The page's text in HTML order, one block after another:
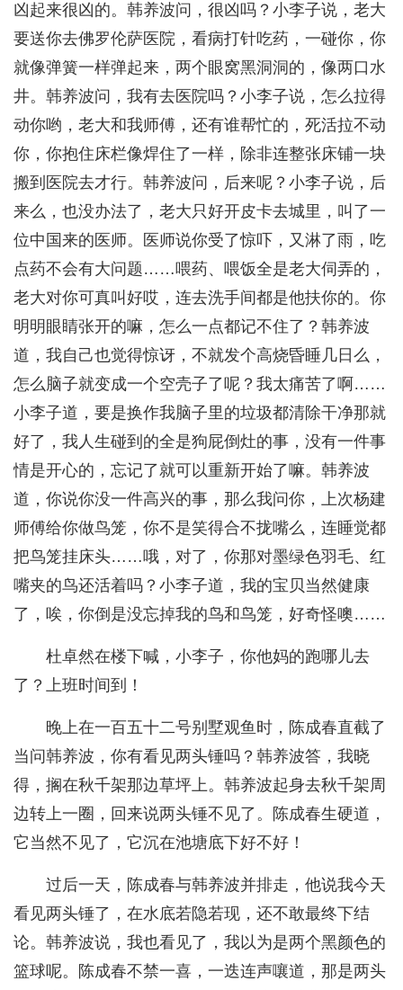
凶起来很凶的。韩养波问，很凶吗？小李子说，老大
要送你去佛罗伦萨医院，看病打针吃药，一碰你，你
就像弹簧一样弹起来，两个眼窝黑洞洞的，像两口水
井。韩养波问，我有去医院吗？小李子说，怎么拉得
动你哟，老大和我师傅，还有谁帮忙的，死活拉不动
你，你抱住床栏像焊住了一样，除非连整张床铺一块
搬到医院去才行。韩养波问，后来呢？小李子说，后
来么，也没办法了，老大只好开皮卡去城里，叫了一
位中国来的医师。医师说你受了惊吓，又淋了雨，吃
点药不会有大问题……喂药、喂饭全是老大伺弄的，
老大对你可真叫好哎，连去洗手间都是他扶你的。你
明明眼睛张开的嘛，怎么一点都记不住了？韩养波
道，我自己也觉得惊讶，不就发个高烧昏睡几日么，
怎么脑子就变成一个空壳子了呢？我太痛苦了啊……
小李子道，要是换作我脑子里的垃圾都清除干净那就
好了，我人生碰到的全是狗屁倒灶的事，没有一件事
情是开心的，忘记了就可以重新开始了嘛。韩养波
道，你说你没一件高兴的事，那么我问你，上次杨建
师傅给你做鸟笼，你不是笑得合不拢嘴么，连睡觉都
把鸟笼挂床头……哦，对了，你那对墨绿色羽毛、红
嘴夹的鸟还活着吗？小李子道，我的宝贝当然健康
了，唉，你倒是没忘掉我的鸟和鸟笼，好奇怪噢……
杜卓然在楼下喊，小李子，你他妈的跑哪儿去
了？上班时间到！
晚上在一百五十二号别墅观鱼时，陈成春直截了
当问韩养波，你有看见两头锤吗？韩养波答，我晓
得，搁在秋千架那边草坪上。韩养波起身去秋千架周
边转上一圈，回来说两头锤不见了。陈成春生硬道，
它当然不见了，它沉在池塘底下好不好！
过后一天，陈成春与韩养波并排走，他说我今天
看见两头锤了，在水底若隐若现，还不敢最终下结
论。韩养波说，我也看见了，我以为是两个黑颜色的
篮球呢。陈成春不禁一喜，一迭连声嚷道，那是两头